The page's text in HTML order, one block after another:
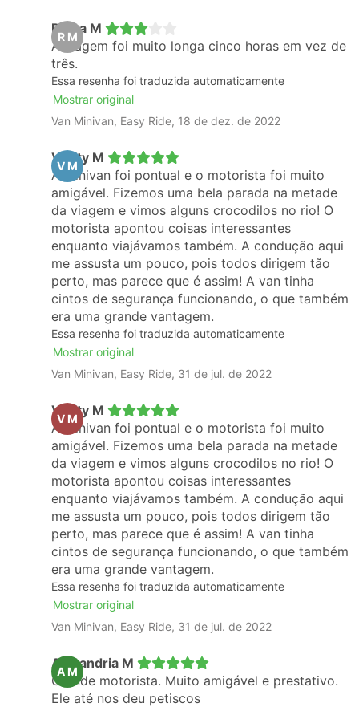
R M
Ritina M
A viagem foi muito longa cinco horas em vez de
três.
Essa resenha foi traduzida automaticamente
Mostrar original
Van Minivan, Easy Ride, 18 de dez. de 2022
V M
Verity M
A Minivan foi pontual e o motorista foi muito
amigável. Fizemos uma bela parada na metade
da viagem e vimos alguns crocodilos no rio! O
motorista apontou coisas interessantes
enquanto viajávamos também. A condução aqui
me assusta um pouco, pois todos dirigem tão
perto, mas parece que é assim! A van tinha
cintos de segurança funcionando, o que também
era uma grande vantagem.
Essa resenha foi traduzida automaticamente
Mostrar original
Van Minivan, Easy Ride, 31 de jul. de 2022
V M
Verity M
A Minivan foi pontual e o motorista foi muito
amigável. Fizemos uma bela parada na metade
da viagem e vimos alguns crocodilos no rio! O
motorista apontou coisas interessantes
enquanto viajávamos também. A condução aqui
me assusta um pouco, pois todos dirigem tão
perto, mas parece que é assim! A van tinha
cintos de segurança funcionando, o que também
era uma grande vantagem.
Essa resenha foi traduzida automaticamente
Mostrar original
Van Minivan, Easy Ride, 31 de jul. de 2022
A M
Alexandria M
Grande motorista. Muito amigável e prestativo.
Ele até nos deu petiscos